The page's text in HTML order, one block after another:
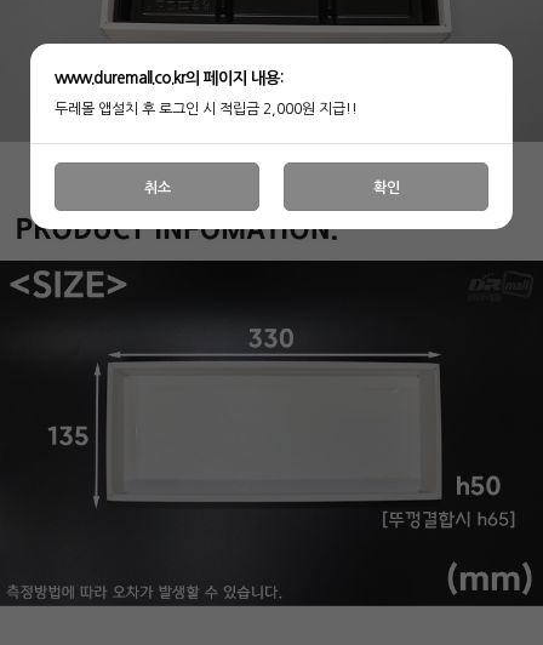
www.duremall.co.kr의 페이지 내용:
두레몰 앱설치 후 로그인 시 적립금 2,000원 지급!!
취소 확인